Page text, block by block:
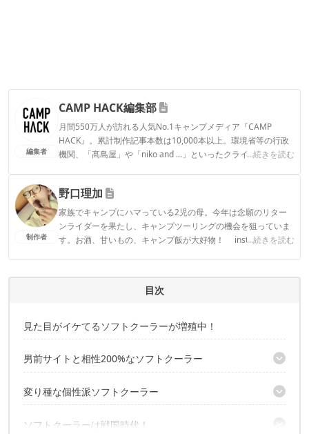
編集者
CAMP HACK編集部
月間550万人が訪れる人気No.1キャンプメディア『CAMP
HACK』。累計制作記事本数は10,000本以上。環境省等の行政
機関、「髙島屋」や「niko and ...」といったクライアントとの
...続きを読む
CAMP HACK編集部のプロフィール
制作者
野口理加
家族でキャンプにハマっている2児の母。今年は念願のリター
ンライダーを果たし、キャンプツーリングの機会を狙っていま
す。お酒、甘いもの、キャンプ飯が大好物！ instagramアカ
...続きを読む
目次
見た目がイケてるソフトクーラーが増殖中！
男前サイトと相性200%なソフトクーラー
F/CE「MFクーラーコンテナー」
IGLOO「ウルトラスクエアクーラーバッグ（リアルツリー）」
変り種な個性派ソフトクーラー
ベアボーンズリビング「ソフトクーラーポーター」
ソフトクーラーは戦国時代！